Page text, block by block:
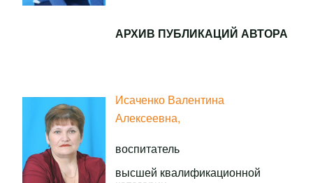
АРХИВ ПУБЛИКАЦИЙ АВТОРА
Исаченко Валентина
Алексеевна,
воспитатель
высшей квалификационной